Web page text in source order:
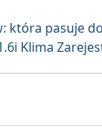
która pasuje
Klima